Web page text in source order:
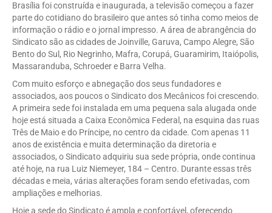
Brasília foi construída e inaugurada, a televisão começou a fazer
parte do cotidiano do brasileiro que antes só tinha como meios de
informação o rádio e o jornal impresso. A área de abrangência do
Sindicato são as cidades de Joinville, Garuva, Campo Alegre, São
Bento do Sul, Rio Negrinho, Mafra, Corupá, Guaramirim, Itaiópolis,
Massaranduba, Schroeder e Barra Velha.
Com muito esforço e abnegação dos seus fundadores e
associados, aos poucos o Sindicato dos Mecânicos foi crescendo.
A primeira sede foi instalada em uma pequena sala alugada onde
hoje está situada a Caixa Econômica Federal, na esquina das ruas
Três de Maio e do Príncipe, no centro da cidade. Com apenas 11
anos de existência e muita determinação da diretoria e
associados, o Sindicato adquiriu sua sede própria, onde continua
até hoje, na rua Luiz Niemeyer, 184 – Centro. Durante essas três
décadas e meia, várias alterações foram sendo efetivadas, com
ampliações e melhorias.
Hoje a sede do Sindicato é ampla e confortável, oferecendo